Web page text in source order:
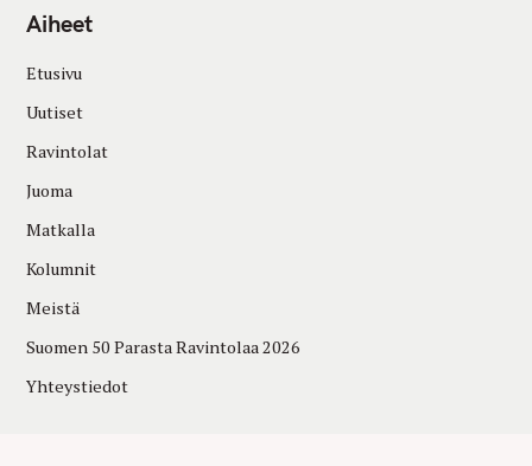
Aiheet
Etusivu
Uutiset
Ravintolat
Juoma
Matkalla
Kolumnit
Meistä
Suomen 50 Parasta Ravintolaa 2026
Yhteystiedot